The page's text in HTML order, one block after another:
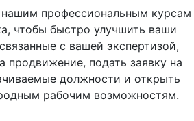
профессиональным курсам
чтобы быстро улучшить ваши
с вашей экспертизой,
продвижение, подать заявку на
должности и открыть
рабочим возможностям.